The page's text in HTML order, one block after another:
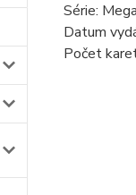
Série:
Datum
Počet